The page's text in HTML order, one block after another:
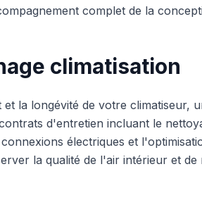
complet de la
climatisation
la longévité de votre climatiseur,
d'entretien incluant le
électriques et
la qualité de l'air intérieur et